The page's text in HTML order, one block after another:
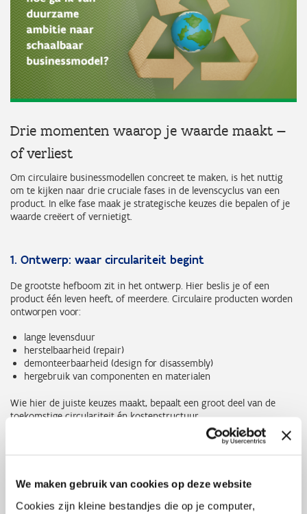
We maken gebruik van cookies op deze website
Cookies zijn kleine bestandjes die op je computer,
Drie momenten waarop je waarde maakt —
of verliest
Om circulaire businessmodellen concreet te maken, is het nuttig
om te kijken naar drie cruciale fases in de levenscyclus van een
product. In elke fase maak je strategische keuzes die bepalen of je
waarde creëert of vernietigt.
1. Ontwerp: waar circulariteit begint
De grootste hefboom zit in het ontwerp. Hier beslis je of een
product één leven heeft, of meerdere. Circulaire producten worden
ontworpen voor:
lange levensduur
herstelbaarheid (repair)
demonteerbaarheid (design for disassembly)
hergebruik van componenten en materialen
Wie hier de juiste keuzes maakt, bepaalt een groot deel van de
toekomstige circulariteit én kostenstructuur.
Maison Fortonontwikkelt tapijten die ontworpen zijn om
nooit afval te worden. Door te werken met gerecycleerde